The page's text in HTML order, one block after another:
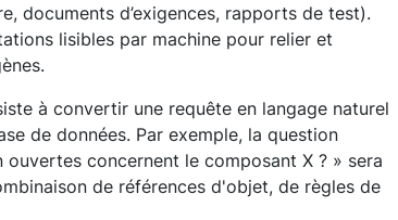
documents d’exigences, rapports de test).
lisibles par machine pour relier et
à convertir une requête en langage naturel
de données. Par exemple, la question
concernent le composant X ? » sera
de références d'objet, de règles de